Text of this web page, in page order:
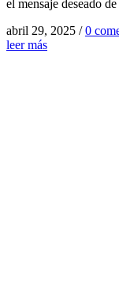
el mensaje deseado
abril 29, 2025 / 0
leer más